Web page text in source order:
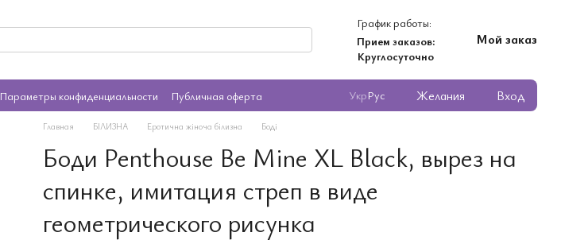
График работы:
Прием заказов:
Круглосуточно
Мой заказ
Параметры конфиденциальности Публичная оферта УкрРус Желания Вход
Главная БІЛИЗНА Еротична жіноча білизна Боді
Боди Penthouse Be Mine XL Black, вырез на
спинке, имитация стреп в виде
геометрического рисунка